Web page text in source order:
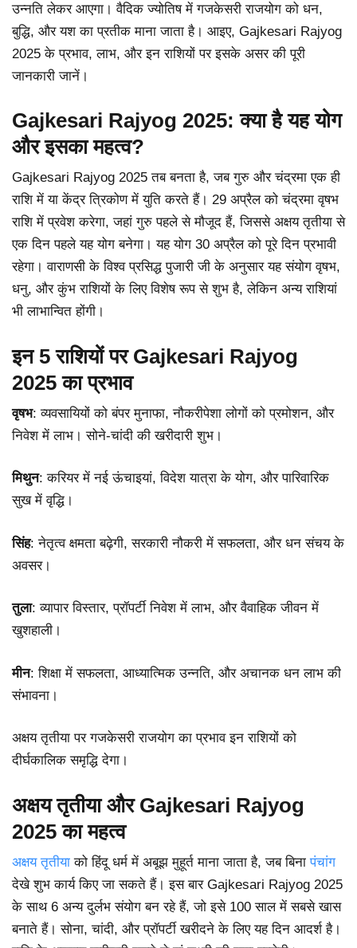
उन्नति लेकर आएगा। वैदिक ज्योतिष में गजकेसरी राजयोग को धन,
बुद्धि, और यश का प्रतीक माना जाता है। आइए, Gajkesari Rajyog
2025 के प्रभाव, लाभ, और इन राशियों पर इसके असर की पूरी
जानकारी जानें।
Gajkesari Rajyog 2025: क्या है यह योग
और इसका महत्व?
Gajkesari Rajyog 2025 तब बनता है, जब गुरु और चंद्रमा एक ही
राशि में या केंद्र त्रिकोण में युति करते हैं। 29 अप्रैल को चंद्रमा वृषभ
राशि में प्रवेश करेगा, जहां गुरु पहले से मौजूद हैं, जिससे अक्षय तृतीया से
एक दिन पहले यह योग बनेगा। यह योग 30 अप्रैल को पूरे दिन प्रभावी
रहेगा। वाराणसी के विश्व प्रसिद्ध पुजारी जी के अनुसार यह संयोग वृषभ,
धनु, और कुंभ राशियों के लिए विशेष रूप से शुभ है, लेकिन अन्य राशियां
भी लाभान्वित होंगी।
इन 5 राशियों पर Gajkesari Rajyog
2025 का प्रभाव
वृषभ: व्यवसायियों को बंपर मुनाफा, नौकरीपेशा लोगों को प्रमोशन, और
निवेश में लाभ। सोने-चांदी की खरीदारी शुभ।
मिथुन: करियर में नई ऊंचाइयां, विदेश यात्रा के योग, और पारिवारिक
सुख में वृद्धि।
सिंह: नेतृत्व क्षमता बढ़ेगी, सरकारी नौकरी में सफलता, और धन संचय के
अवसर।
तुला: व्यापार विस्तार, प्रॉपर्टी निवेश में लाभ, और वैवाहिक जीवन में
खुशहाली।
मीन: शिक्षा में सफलता, आध्यात्मिक उन्नति, और अचानक धन लाभ की
संभावना।
अक्षय तृतीया पर गजकेसरी राजयोग का प्रभाव इन राशियों को
दीर्घकालिक समृद्धि देगा।
अक्षय तृतीया और Gajkesari Rajyog
2025 का महत्व
अक्षय तृतीया को हिंदू धर्म में अबूझ मुहूर्त माना जाता है, जब बिनापंचांग
देखे शुभ कार्य किए जा सकते हैं। इस बार Gajkesari Rajyog 2025
के साथ 6 अन्य दुर्लभ संयोग बन रहे हैं, जो इसे 100 साल में सबसे खास
बनाते हैं। सोना, चांदी, और प्रॉपर्टी खरीदने के लिए यह दिन आदर्श है।